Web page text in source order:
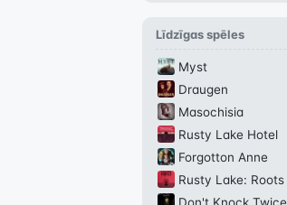
Līdzīgas spēles
Myst
Draugen
Masochisia
Rusty Lake Hotel
Forgotton Anne
Rusty Lake: Roots